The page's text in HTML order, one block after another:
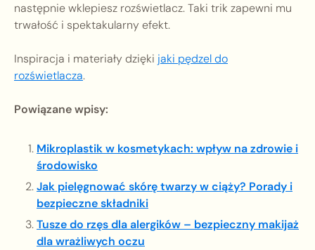
następnie wklepiesz rozświetlacz. Taki trik zapewni mu
trwałość i spektakularny efekt.
Inspiracja i materiały dzięki jaki pędzel do
rozświetlacza.
Powiązane wpisy:
Mikroplastik w kosmetykach: wpływ na zdrowie i
środowisko
Jak pielęgnować skórę twarzy w ciąży? Porady i
bezpieczne składniki
Tusze do rzęs dla alergików – bezpieczny makijaż
dla wrażliwych oczu